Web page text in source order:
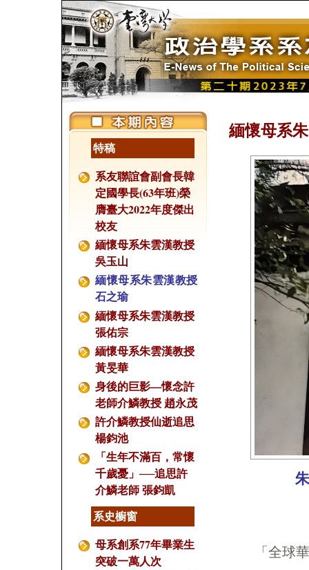
特稿
系友聯誼會副會長韓
定國學長(63年班)榮
膺臺大2022年度傑出
校友
緬懷母系朱雲漢教授
吳玉山
緬懷母系朱雲漢教授
石之瑜
緬懷母系朱雲漢教授
張佑宗
緬懷母系朱雲漢教授
黃旻華
身後的巨影—懷念許
老師介鱗教授 趙永茂
許介鱗教授仙逝追思
楊鈞池
「生年不滿百，常懷
千歲憂」──追思許
介鱗老師 張鈞凱
系史櫥窗
母系創系77年畢業生
突破一萬人次
緬懷母系
「全球